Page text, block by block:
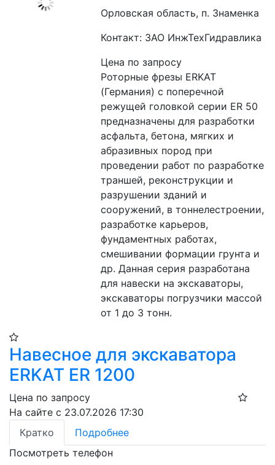
Орловская область, п. Знаменка
Контакт: ЗАО ИнжТехГидравлика
Цена по запросу
Роторные фрезы ERKAT
(Германия) c поперечной
режущей головкой серии ER 50
предназначены для разработки
асфальта, бетона, мягких и
абразивных пород при
проведении работ по разработке
траншей, реконструкции и
разрушении зданий и
сооружений, в тоннелестроении,
разработке карьеров,
фундаментных работах,
смешивании формации грунта и
др. Данная серия разработана
для навески на экскаваторы,
экскаваторы погрузчики массой
от 1 до 3 тонн.
Навесное для экскаватора
ERKAT ER 1200
Цена по запросу
На сайте с 23.07.2026 17:30
Кратко
Подробнее
Посмотреть телефон